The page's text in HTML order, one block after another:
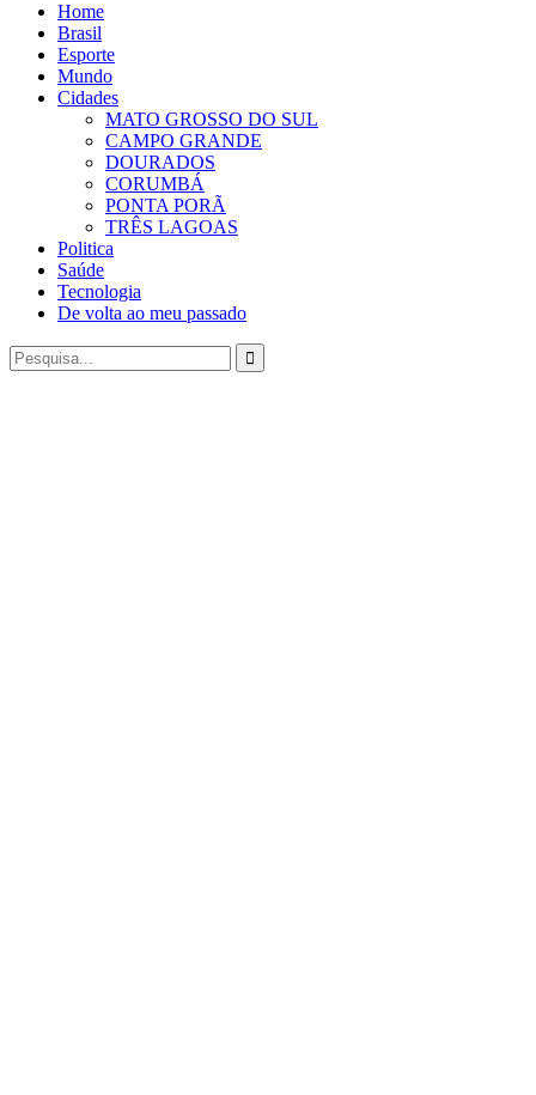
Home
Brasil
Esporte
Mundo
Cidades
MATO GROSSO DO SUL
CAMPO GRANDE
DOURADOS
CORUMBÁ
PONTA PORÃ
TRÊS LAGOAS
Politica
Saúde
Tecnologia
De volta ao meu passado